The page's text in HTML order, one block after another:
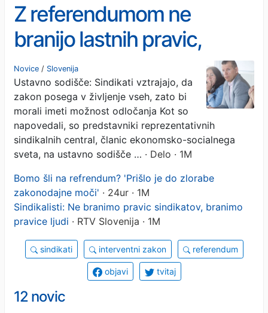
Z referendumom ne
branijo lastnih pravic,
ampak pravice ljudi
Novice / Slovenija
Ustavno sodišče: Sindikati vztrajajo, da
zakon posega v življenje vseh, zato bi
morali imeti možnost odločanja Kot so
napovedali, so predstavniki reprezentativnih
sindikalnih central, članic ekonomsko-socialnega
sveta, na ustavno sodišče … · Delo · 1M
Bomo šli na refrendum? 'Prišlo je do zlorabe
zakonodajne moči' · 24ur · 1M
Sindikalisti: Ne branimo pravic sindikatov, branimo
pravice ljudi · RTV Slovenija · 1M
sindikati interventni zakon referendum
objavi tvitaj
12 novic